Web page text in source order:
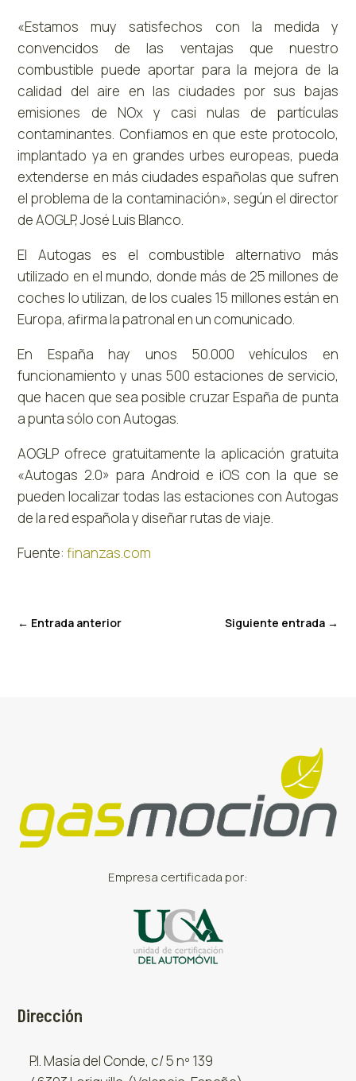
«Estamos muy satisfechos con la medida y
convencidos de las ventajas que nuestro
combustible puede aportar para la mejora de la
calidad del aire en las ciudades por sus bajas
emisiones de NOx y casi nulas de partículas
contaminantes. Confiamos en que este protocolo,
implantado ya en grandes urbes europeas, pueda
extenderse en más ciudades españolas que sufren
el problema de la contaminación», según el director
de AOGLP, José Luis Blanco.
El Autogas es el combustible alternativo más
utilizado en el mundo, donde más de 25 millones de
coches lo utilizan, de los cuales 15 millones están en
Europa, afirma la patronal en un comunicado.
En España hay unos 50.000 vehículos en
funcionamiento y unas 500 estaciones de servicio,
que hacen que sea posible cruzar España de punta
a punta sólo con Autogas.
AOGLP ofrece gratuitamente la aplicación gratuita
«Autogas 2.0» para Android e iOS con la que se
pueden localizar todas las estaciones con Autogas
de la red española y diseñar rutas de viaje.
Fuente:finanzas.com
← Entrada anterior Siguiente entrada→
Empresa certificada por:
Dirección
P.I. Masía del Conde, c/ 5 nº 139